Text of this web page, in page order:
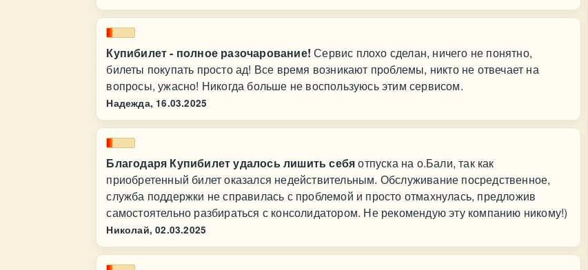
Купибилет - полное разочарование! Сервис плохо сделан, ничего не понятно,
билеты покупать просто ад! Все время возникают проблемы, никто не отвечает на
вопросы, ужасно! Никогда больше не воспользуюсь этим сервисом.
Надежда, 16.03.2025
Благодаря Купибилет удалось лишить себяотпуска на о.Бали, так как
приобретенный билет оказался недействительным. Обслуживание посредственное,
служба поддержки не справилась с проблемой и просто отмахнулась, предложив
самостоятельно разбираться с консолидатором. Не рекомендую эту компанию никому!)
Николай, 02.03.2025